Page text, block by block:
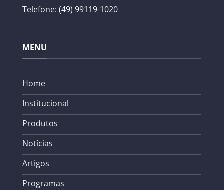
Telefone: (49) 99119-1020
MENU
Home
Institucional
Produtos
Notícias
Artigos
Programas